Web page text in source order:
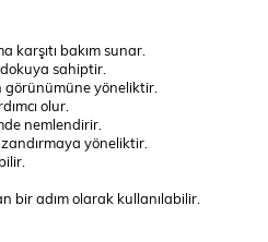
karşıtı bakım sunar.
sahiptir.
görünümüne yöneliktir.
olur.
nemlendirir.
yöneliktir.
bir adım olarak kullanılabilir.